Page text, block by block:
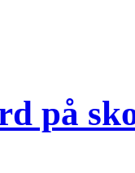
på